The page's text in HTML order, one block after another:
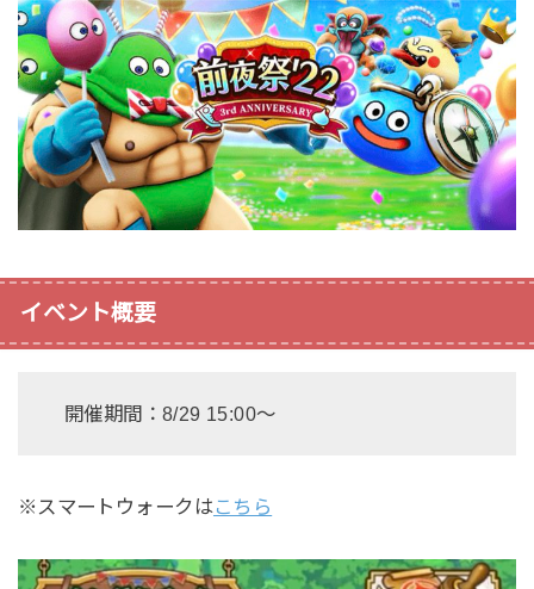
イベント概要
開催期間：8/29 15:00〜
※スマートウォークはこちら